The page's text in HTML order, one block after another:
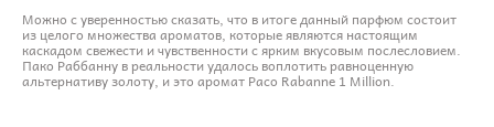
Можно с уверенностью сказать, что в итоге данный парфюм состоит
из целого множества ароматов, которые являются настоящим
каскадом свежести и чувственности с ярким вкусовым послесловием.
Пако Раббанну в реальности удалось воплотить равноценную
альтернативу золоту, и это аромат Paco Rabanne 1 Million.